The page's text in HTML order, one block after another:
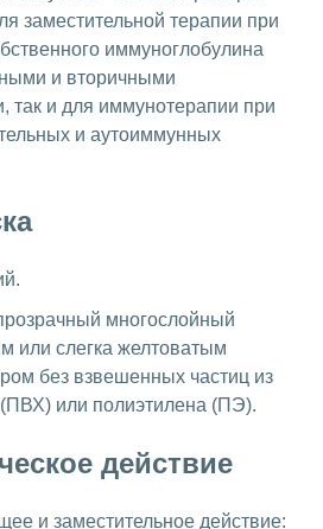
заместительной терапии при
иммуноглобулина
и вторичными
так и для иммунотерапии при
и аутоиммунных
многослойный
или слегка желтоватым
без взвешенных частиц из
или полиэтилена (ПЭ).
действие
и заместительное действие: